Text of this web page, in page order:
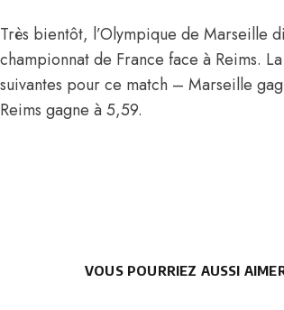
Très bientôt, l’Olympique de Marseille
championnat de France face à Reims.
suivantes pour ce match – Marseille
Reims gagne à 5,59.
VOUS POURRIEZ AUSSI